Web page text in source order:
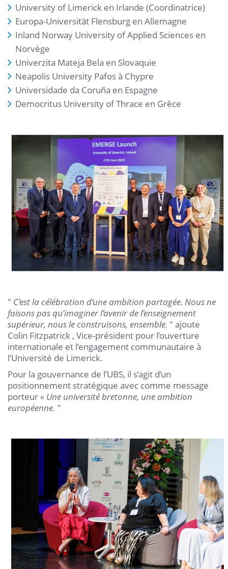
University of Limerick en Irlande (Coordinatrice)
Europa-Universität Flensburg en Allemagne
Inland Norway University of Applied Sciences en
Norvège
Univerzita Mateja Bela en Slovaquie
Neapolis University Pafos à Chypre
Universidade da Coruña en Espagne
Democritus University of Thrace en Grèce
" C’est la célébration d’une ambition partagée. Nous ne
faisons pas qu’imaginer l’avenir de l’enseignement
supérieur, nous le construisons, ensemble. " ajoute
Colin Fitzpatrick , Vice-président pour l’ouverture
internationale et l’engagement communautaire à
l’Université de Limerick.
Pour la gouvernance de l’UBS, il s’agit d’un
positionnement stratégique avec comme message
porteur« Une université bretonne, une ambition
européenne. "